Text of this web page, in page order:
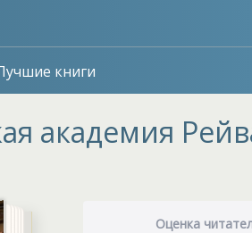
книги
академия
Оценка